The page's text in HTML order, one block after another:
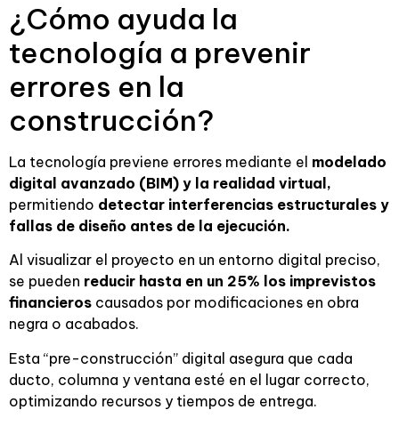
¿Cómo ayuda la
tecnología a prevenir
errores en la
construcción?
La tecnología previene errores mediante el modelado
digital avanzado (BIM) y la realidad virtual,
permitiendo detectar interferencias estructurales y
fallas de diseño antes de la ejecución.
Al visualizar el proyecto en un entorno digital preciso,
se pueden reducir hasta en un 25% los imprevistos
financieros causados por modificaciones en obra
negra o acabados.
Esta “pre-construcción” digital asegura que cada
ducto, columna y ventana esté en el lugar correcto,
optimizando recursos y tiempos de entrega.